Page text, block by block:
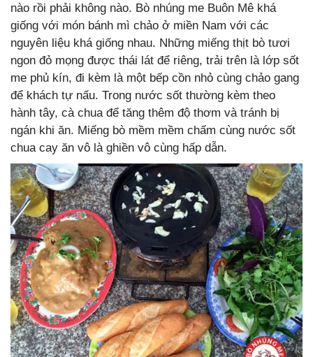
nào rồi phải không nào. Bò nhúng me Buôn Mê khá
giống với món bánh mì chảo ở miền Nam với các
nguyên liệu khá giống nhau. Những miếng thịt bò tươi
ngon đỏ mọng được thái lát để riêng, trải trên là lớp sốt
me phủ kín, đi kèm là một bếp cồn nhỏ cùng chảo gang
để khách tự nấu. Trong nước sốt thường kèm theo
hành tây, cà chua để tăng thêm độ thơm và tránh bị
ngán khi ăn. Miếng bò mềm mềm chấm cùng nước sốt
chua cay ăn vô là ghiền vô cùng hấp dẫn.